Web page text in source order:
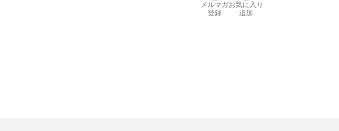
メルマガ
登録
お気に入り
追加